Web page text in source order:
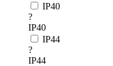
IP40
?
IP40
IP44
?
IP44